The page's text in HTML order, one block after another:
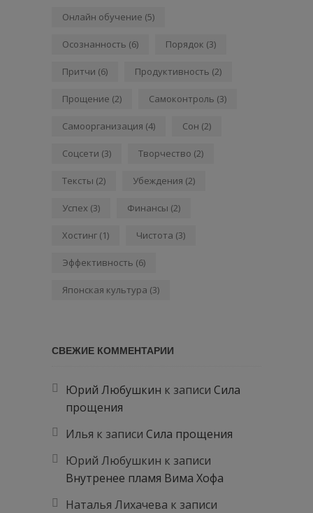
Онлайн обучение (5)
Осознанность (6) Порядок (3)
Притчи (6) Продуктивность (2)
Прощение (2) Самоконтроль (3)
Самоорганизация (4) Сон (2)
Соцсети (3) Творчество (2)
Тексты (2) Убеждения (2)
Успех (3) Финансы (2)
Хостинг (1) Чистота (3)
Эффективность (6)
Японская культура (3)
СВЕЖИЕ КОММЕНТАРИИ
Юрий Любушкин к записи Сила
прощения
Илья к записи Сила прощения
Юрий Любушкин к записи
Внутренее пламя Вима Хофа
Наталья Лихачева к записи